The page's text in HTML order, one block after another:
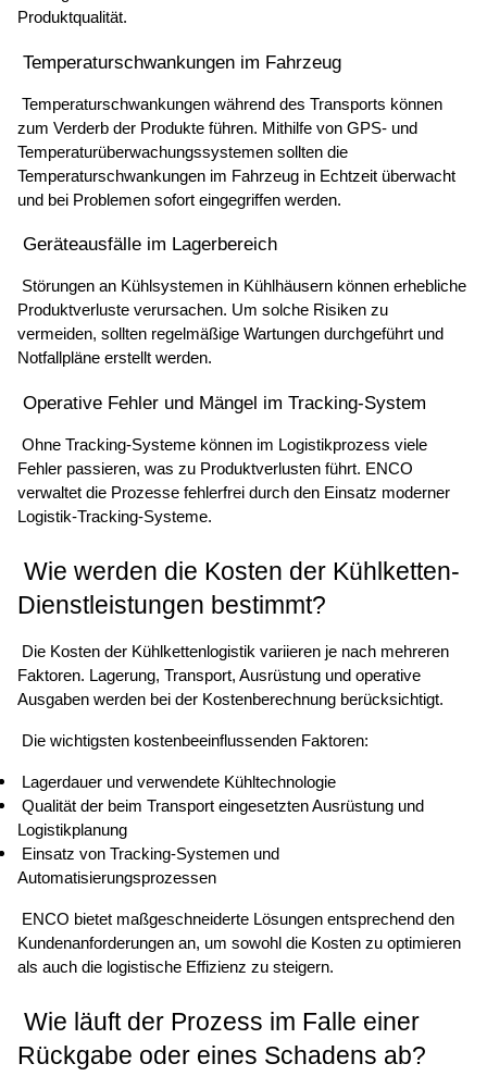
Produktqualität.
Temperaturschwankungen im Fahrzeug
zum Verderb der Produkte führen. Mithilfe von GPS- und
Temperaturüberwachungssystemen sollten die
Temperaturschwankungen im Fahrzeug in Echtzeit überwacht
und bei Problemen sofort eingegriffen werden.
Geräteausfälle im Lagerbereich
Produktverluste verursachen. Um solche Risiken zu
vermeiden, sollten regelmäßige Wartungen durchgeführt und
Notfallpläne erstellt werden.
Operative Fehler und Mängel im Tracking-System
Fehler passieren, was zu Produktverlusten führt. ENCO
verwaltet die Prozesse fehlerfrei durch den Einsatz moderner
Logistik-Tracking-Systeme.
Dienstleistungen bestimmt?
Faktoren. Lagerung, Transport, Ausrüstung und operative
Ausgaben werden bei der Kostenberechnung berücksichtigt.
Die wichtigsten kostenbeeinflussenden Faktoren:
Lagerdauer und verwendete Kühltechnologie
Logistikplanung
Automatisierungsprozessen
Kundenanforderungen an, um sowohl die Kosten zu optimieren
als auch die logistische Effizienz zu steigern.
Rückgabe oder eines Schadens ab?